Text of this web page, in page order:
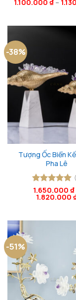
Được xếp
1.100.000 ₫–
-38%
Tượng Ốc Biển
Pha Lê
Được xếp
hạng55
1.650.000 ₫
1.820.000
-51%